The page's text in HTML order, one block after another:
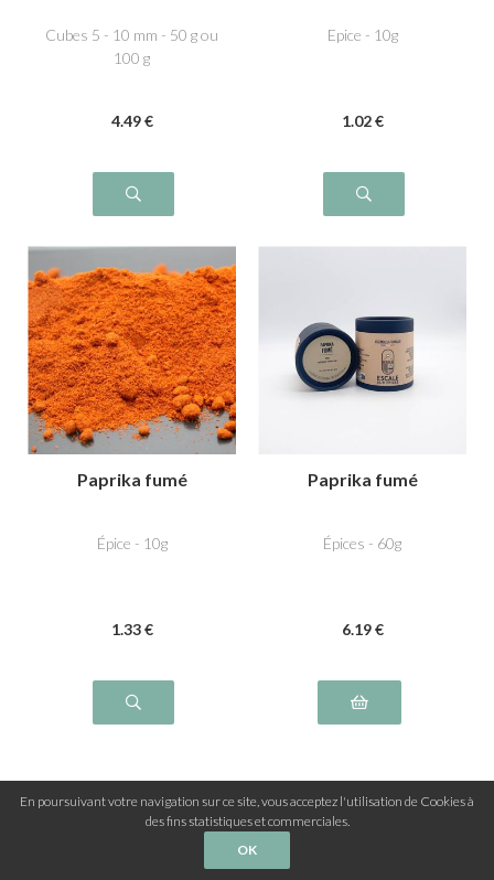
Cubes 5 - 10 mm - 50 g ou
100 g
4.49 €
Epice - 10g
1.02 €
Paprika fumé
Épice - 10g
1.33 €
Paprika fumé
Épices - 60g
6.19 €
1 2
En poursuivant votre navigation sur ce site, vous acceptez l'utilisation de Cookies à
des fins statistiques et commerciales.
OK